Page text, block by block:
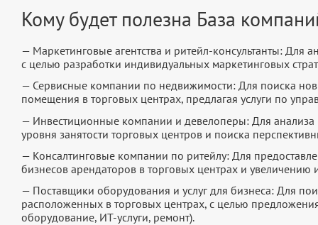
Кому будет полезна База
— Маркетинговые агентства и ритейл-консультанты: Для
с целью разработки индивидуальных маркетинговых
— Сервисные компании по недвижимости: Для поиска
помещения в торговых центрах, предлагая услуги по
— Инвестиционные компании и девелоперы: Для
уровня занятости торговых центров и поиска
— Консалтинговые компании по ритейлу: Для
бизнесов арендаторов в торговых центрах и увеличению
— Поставщики оборудования и услуг для бизнеса: Для
расположенных в торговых центрах, с целью
оборудование, ИТ-услуги, ремонт).